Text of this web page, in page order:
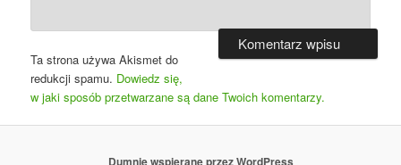
Ta strona używa Akismet do
redukcji spamu. Dowiedz się,
w jaki sposób przetwarzane są dane Twoich komentarzy.
Dumnie wspierane przez WordPress